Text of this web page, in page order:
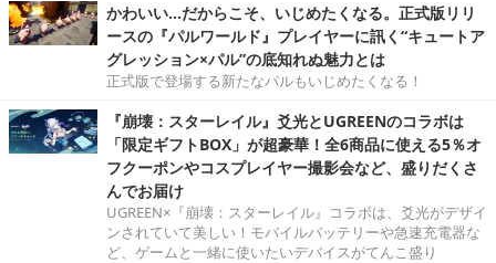
かわいい…だからこそ、いじめたくなる。正式版リリ
ースの『パルワールド』プレイヤーに訊く“キュートア
グレッション×パル”の底知れぬ魅力とは
正式版で登場する新たなパルもいじめたくなる！
『崩壊：スターレイル』爻光とUGREENのコラボは
「限定ギフトBOX」が超豪華！全6商品に使える5％オ
フクーポンやコスプレイヤー撮影会など、盛りだくさ
んでお届け
UGREEN×『崩壊：スターレイル』コラボは、爻光がデザイ
ンされていて美しい！モバイルバッテリーや急速充電器な
ど、ゲームと一緒に使いたいデバイスがてんこ盛り